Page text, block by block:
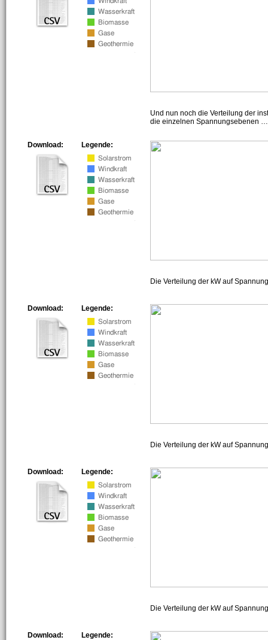
Und nun noch die Verteilung der
die einzelnen Spannungsebenen
Legende:
Download:
Die Verteilung der kW auf
Legende:
Download:
Die Verteilung der kW auf
Legende:
Download:
Die Verteilung der kW auf
Legende:
Download: